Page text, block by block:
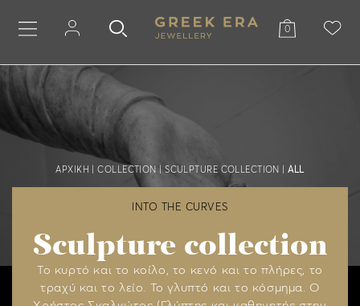
0
ΑΡΧΙΚΗ |COLLECTION |SCULPTURE COLLECTION |ALL
INTO THE CURVES
Sculpture collection
Το κυρτό και το κοίλο, το κενό και το πλήρες, το
τραχύ και το λείο. Το γλυπτό και το κόσμημα. Ο